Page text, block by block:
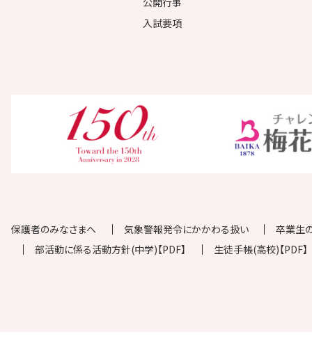
入試要項
保護者のみなさまへ 気象警報発令にかかわる扱い
卒業生
部活動に係る活動方針(中学)【PDF】
生徒手帳(高校)【PDF】